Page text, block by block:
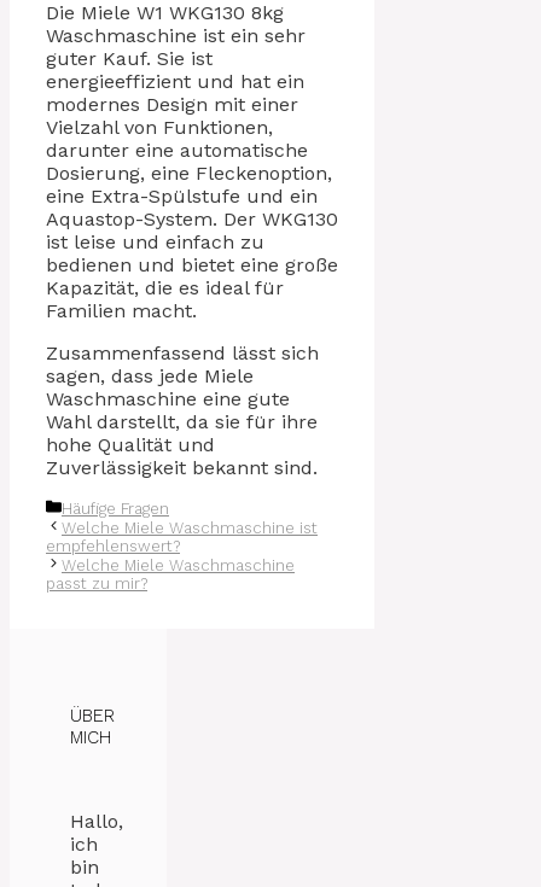
Die Miele W1 WKG130 8kg
Waschmaschine ist ein sehr
guter Kauf. Sie ist
energieeffizient und hat ein
modernes Design mit einer
Vielzahl von Funktionen,
darunter eine automatische
Dosierung, eine Fleckenoption,
eine Extra-Spülstufe und ein
Aquastop-System. Der WKG130
ist leise und einfach zu
bedienen und bietet eine große
Kapazität, die es ideal für
Familien macht.
Zusammenfassend lässt sich
sagen, dass jede Miele
Waschmaschine eine gute
Wahl darstellt, da sie für ihre
hohe Qualität und
Zuverlässigkeit bekannt sind.
Kategorien
Häufige Fragen
Welche Miele Waschmaschine ist
empfehlenswert?
Welche Miele Waschmaschine
passt zu mir?
ÜBER
MICH
Hallo,
ich
bin